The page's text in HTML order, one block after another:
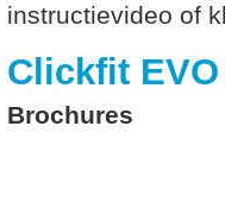
instructievideo of
Clickfit EVO
Brochures